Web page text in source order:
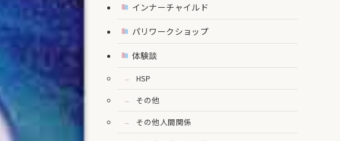
インナーチャイルド
パリワークショップ
体験談
HSP
その他
その他人間関係